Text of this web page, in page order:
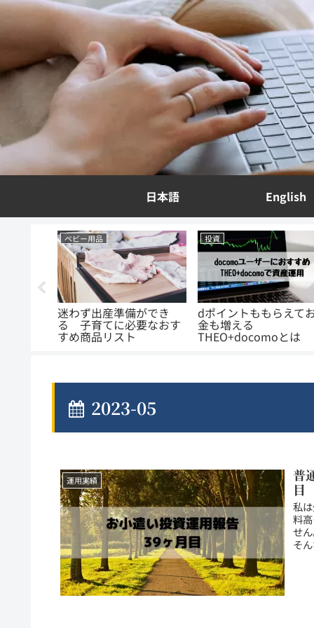
日本語 English
ベビー用品
迷わず出産準備ができ
る 子育てに必要なおす
すめ商品リスト
投資
dポイントももらえて
金も増える
THEO+docomoとは
2023-05
運用実績
普
目
私
料
せ
そ